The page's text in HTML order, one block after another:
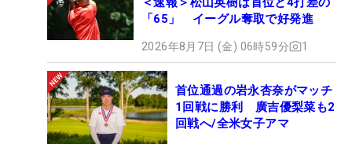
「65」 イーグル奪取で好発進
2026年8月7日 (金) 06時59分 1
首位通過の岩永杏奈がマッチ
1回戦に勝利 廣吉優梨菜も2
回戦へ/全米女子アマ